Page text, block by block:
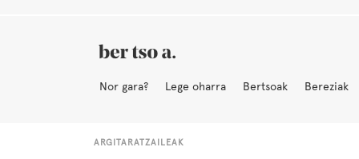
Nor gara? Lege oharra Bertsoak Bereziak
ARGITARATZAILEAK